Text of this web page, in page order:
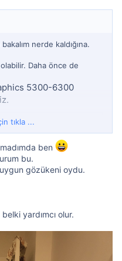
nerde kaldığına.
Daha önce de
5300-6300
at master · acidanthera/WhateverGreen
for certain
-
örneğin.
edin.
> Disabled
tıkla ...
ben
bu.
gözükeni oydu.
yardımcı olur.